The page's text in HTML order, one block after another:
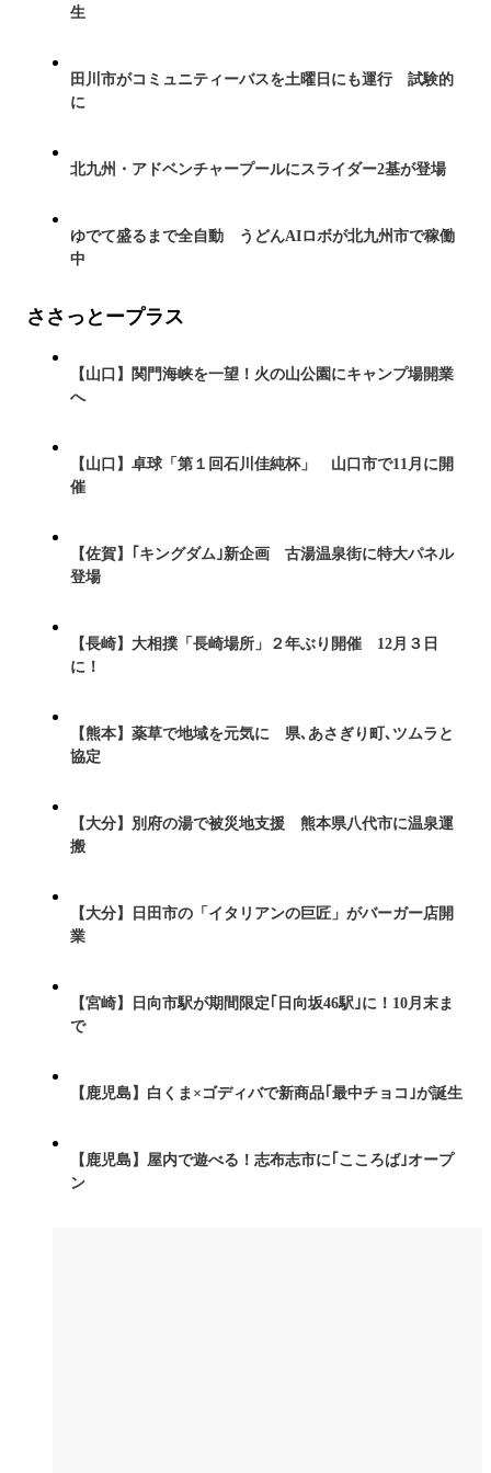
生
田川市がコミュニティーバスを土曜日にも運行 試験的
に
北九州・アドベンチャープールにスライダー2基が登場
ゆでて盛るまで全自動 うどんAIロボが北九州市で稼働
中
ささっとープラス
【山口】関門海峡を一望！火の山公園にキャンプ場開業
へ
【山口】卓球「第１回石川佳純杯」 山口市で11月に開
催
【佐賀】｢キングダム｣新企画 古湯温泉街に特大パネル
登場
【長崎】大相撲「長崎場所」２年ぶり開催 12月３日
に！
【熊本】薬草で地域を元気に 県､あさぎり町､ツムラと
協定
【大分】別府の湯で被災地支援 熊本県八代市に温泉運
搬
【大分】日田市の「イタリアンの巨匠」がバーガー店開
業
【宮崎】日向市駅が期間限定｢日向坂46駅｣に！10月末ま
で
【鹿児島】白くま×ゴディバで新商品｢最中チョコ｣が誕生
【鹿児島】屋内で遊べる！志布志市に｢こころば｣オープ
ン